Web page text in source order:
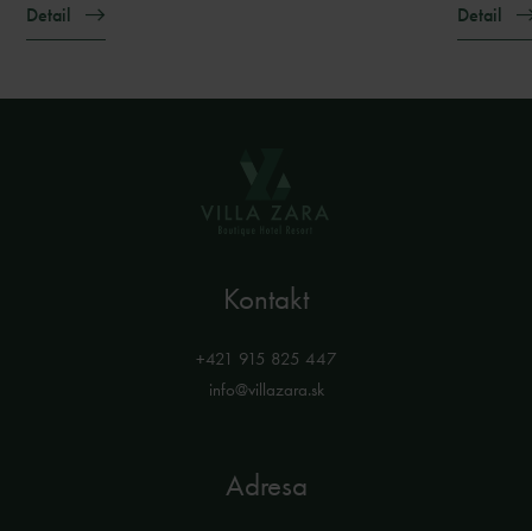
Detail Detail
Kontakt
+421 915 825 447
info@villazara.sk
Adresa